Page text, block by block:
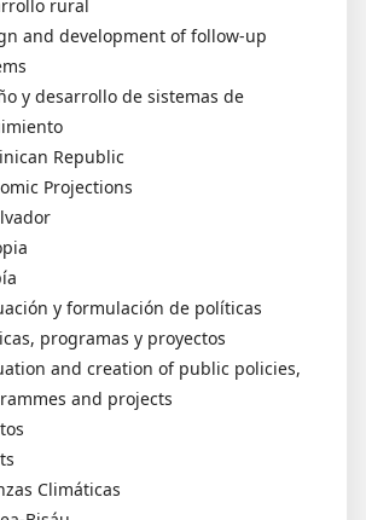
rural
and development of follow-up
y desarrollo de sistemas de
Republic
Projections
y formulación de políticas
programas y proyectos
and creation of public policies,
and projects
Climáticas